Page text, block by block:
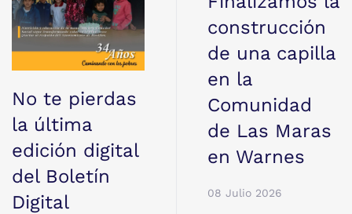
No te pierdas
la última
edición digital
del Boletín
Digital
construcción
de una capilla
en la
Comunidad
de Las Maras
en Warnes
08 Julio 2026